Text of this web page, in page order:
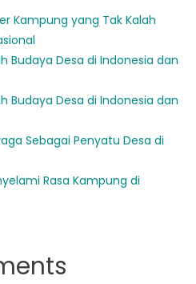
Kampung yang Tak Kalah
Budaya Desa di Indonesia dan
Budaya Desa di Indonesia dan
Sebagai Penyatu Desa di
Rasa Kampung di